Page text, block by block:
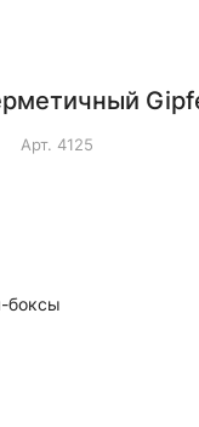
Арт. 4125
боксы